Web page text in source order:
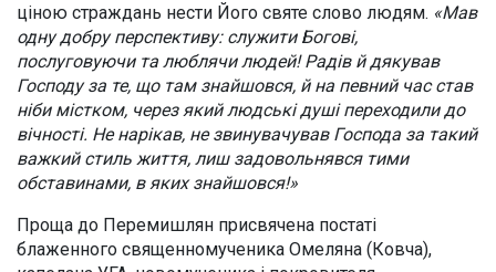
ціною страждань нести Його святе слово людям. «Мав
одну добру перспективу: служити Богові,
послуговуючи та люблячи людей! Радів й дякував
Господу за те, що там знайшовся, й на певний час став
ніби містком, через який людські душі переходили до
вічності. Не нарікав, не звинувачував Господа за такий
важкий стиль життя, лиш задовольнявся тими
обставинами, в яких знайшовся!»
Проща до Перемишлян присвячена постаті
блаженного священномученика Омеляна (Ковча),